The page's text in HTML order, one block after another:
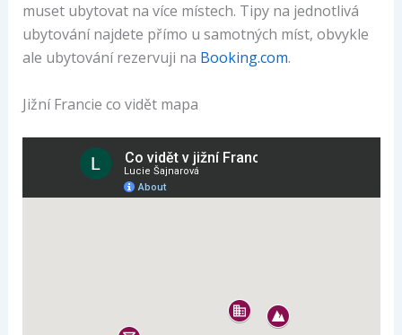
muset ubytovat na více místech. Tipy na jednotlivá
ubytování najdete přímo u samotných míst, obvykle
ale ubytování rezervuji na Booking.com.
Jižní Francie co vidět mapa